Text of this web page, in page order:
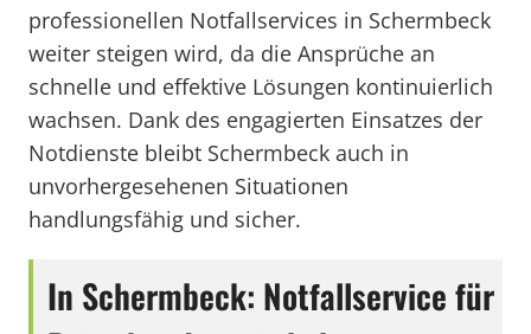
professionellen Notfallservices in Schermbeck
weiter steigen wird, da die Ansprüche an
schnelle und effektive Lösungen kontinuierlich
wachsen. Dank des engagierten Einsatzes der
Notdienste bleibt Schermbeck auch in
unvorhergesehenen Situationen
handlungsfähig und sicher.
In Schermbeck: Notfallservice für